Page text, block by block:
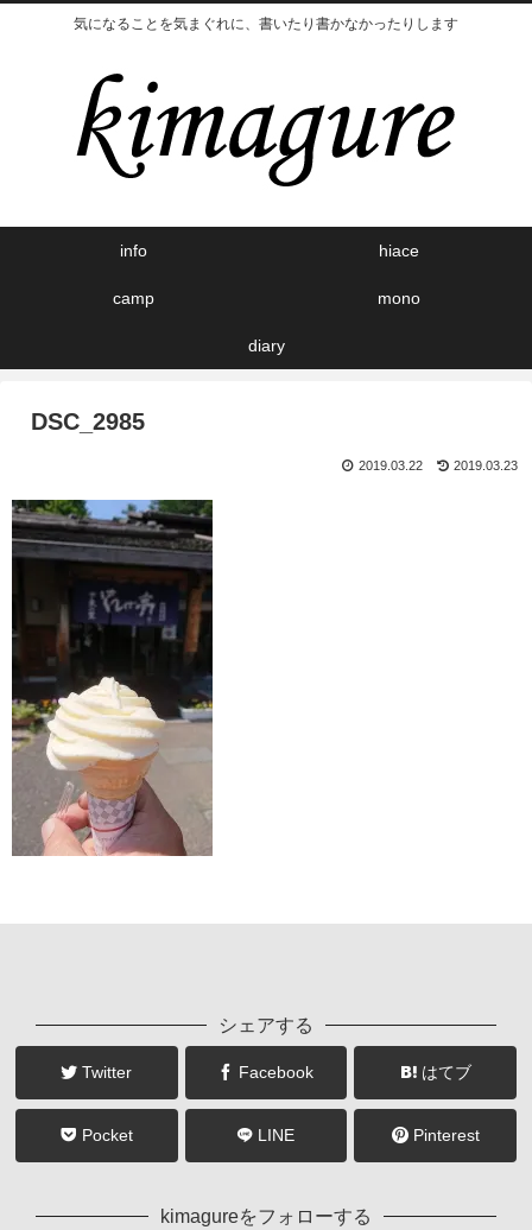
気になることを気まぐれに、書いたり書かなかったりします
info hiace
camp mono
diary
DSC_2985
2019.03.23
2019.03.22
シェアする
Twitter Facebook はてブ
Pocket LINE Pinterest
kimagureをフォローする